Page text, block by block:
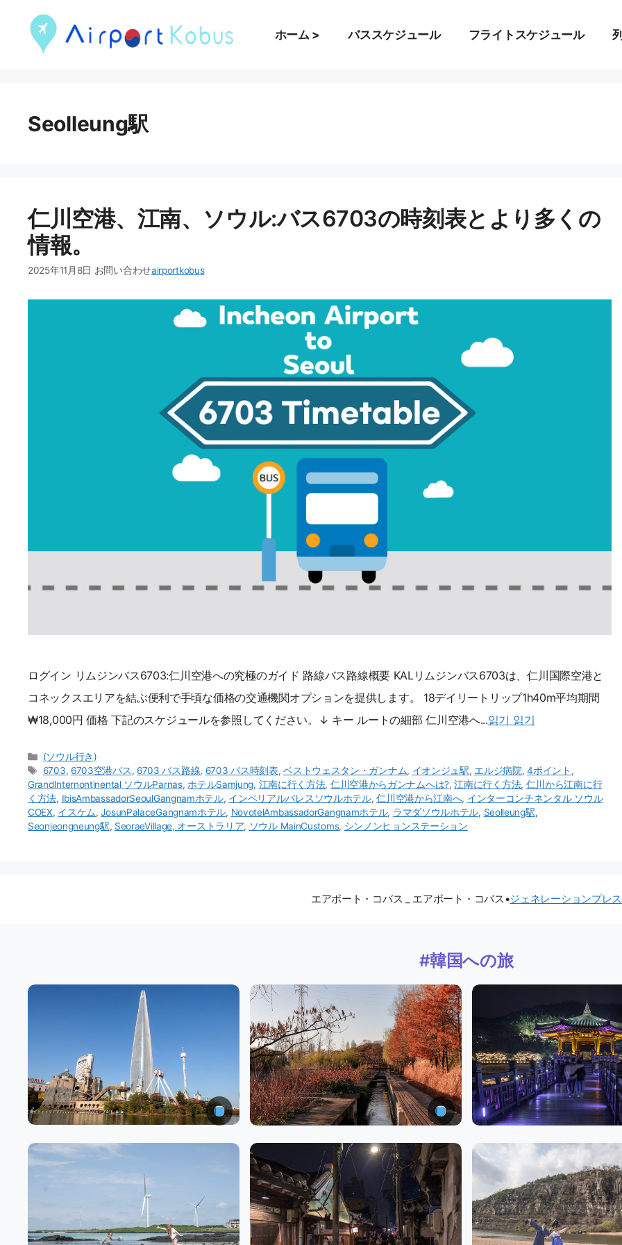
ホーム > バススケジュール フライトスケジュール
Seolleung駅
仁川空港、江南、ソウル:バス6703の時刻表とより多くの
情報。
2025年11月8日 お問い合わせairportkobus
ログイン リムジンバス6703:仁川空港への究極のガイド 路線バス路線概要 KALリムジンバス6703は、仁川国際空港と
コネックスエリアを結ぶ便利で手頃な価格の交通機関オプションを提供します。 18デイリートリップ1h40m平均期間
₩18,000円 価格 下記のスケジュールを参照してください。↓ キー ルートの細部 仁川空港へ...읽기 읽기
카
테
고
카
테
고
(ソウル行き)
メ
ニ
ュ
ー
6703, 6703空港バス, 6703 バス路線, 6703 バス時刻表,ベストウェスタン・ガンナム, イオンジュ駅, エルジ病院,4ポイント ,
GrandInternontinental ソウルParnas, ホテルSamjung, 江南に行く方法, 仁川空港からガンナムへは?,江南に行く方法, 仁川から江南に行
く方法, IbisAmbassadorSeoulGangnamホテル, インペリアルパレスソウルホテル,仁川空港から江南へ, インターコンチネンタル ソウル
COEX, イスケム,JosunPalaceGangnamホテル, NovotelAmbassadorGangnamホテル, ラマダソウルホテル, Seolleung駅,
Seonjeongneung駅, SeoraeVillage, オーストラリア, ソウル MainCustoms, シンノンヒョンステーション
エアポート・コバス _ エアポート・コバス •ジェネレーションプレス
#韓国への旅